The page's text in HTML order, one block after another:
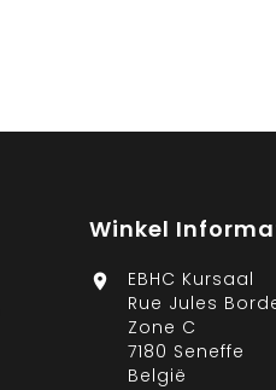
Winkel

EBHC Kursaal
Rue Jules
Zone C
7180 Seneffe
België